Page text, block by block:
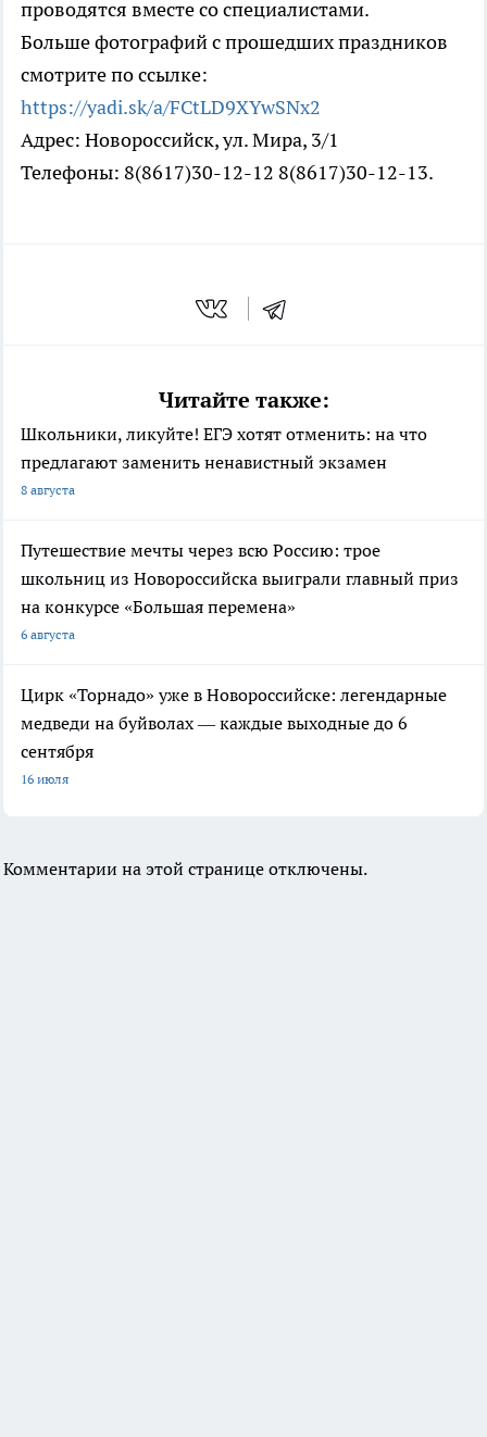
проводятся вместе со специалистами.
Больше фотографий с прошедших праздников
смотрите по ссылке:
https://yadi.sk/a/FCtLD9XYwSNx2
Адрес: Новороссийск, ул. Мира, 3/1
Телефоны: 8(8617)30-12-12 8(8617)30-12-13.
Читайте также:
Школьники, ликуйте! ЕГЭ хотят отменить: на что
предлагают заменить ненавистный экзамен
8 августа
Путешествие мечты через всю Россию: трое
школьниц из Новороссийска выиграли главный приз
на конкурсе «Большая перемена»
6 августа
Цирк «Торнадо» уже в Новороссийске: легендарные
медведи на буйволах — каждые выходные до 6
сентября
16 июля
Комментарии на этой странице отключены.